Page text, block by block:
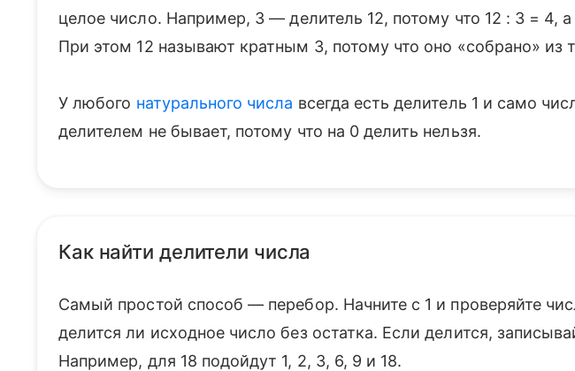
целое число. Например, 3 — делитель 12, потому что 12 : 3 = 4, а
При этом 12 называют кратным 3, потому что оно «собрано» из
У любого натурального числа всегда есть делитель 1 и само
делителем не бывает, потому что на 0 делить нельзя.
Как найти делители числа
Самый простой способ — перебор. Начните с 1 и проверяйте
делится ли исходное число без остатка. Если делится,
Например, для 18 подойдут 1, 2, 3, 6, 9 и 18.